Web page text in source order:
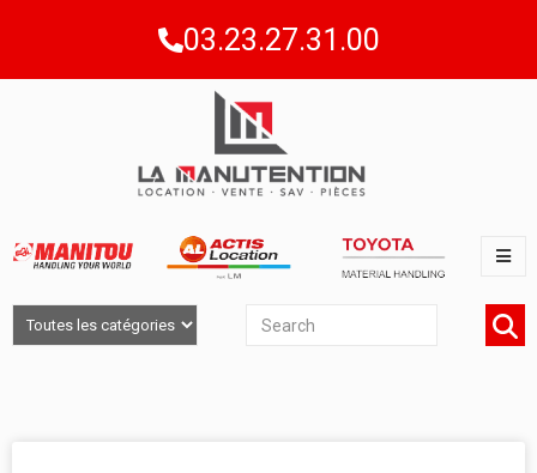
03.23.27.31.00
CHARIOTS FRONTAUX GROS TONNAGE